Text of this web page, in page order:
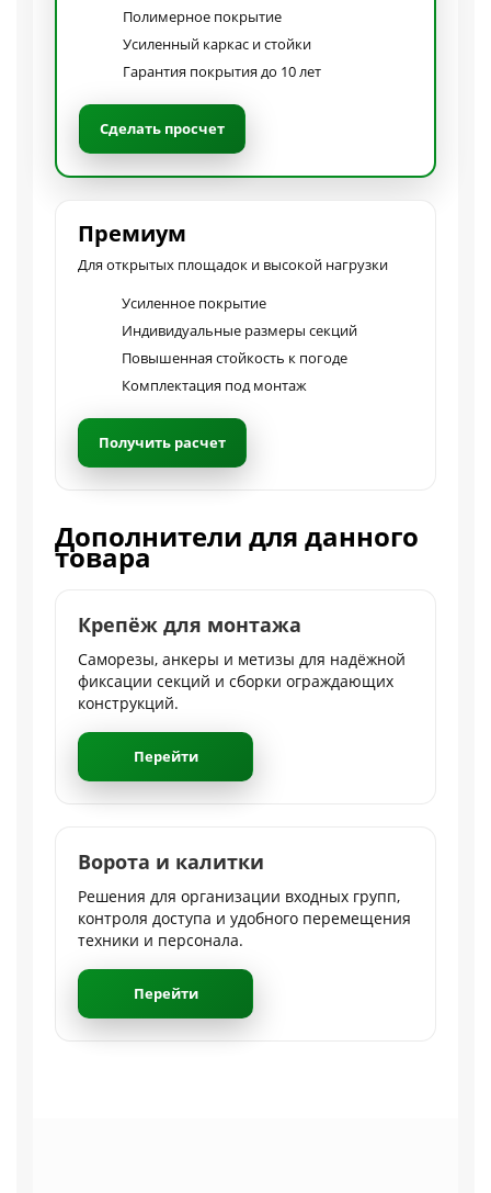
Полимерное покрытие
Усиленный каркас и стойки
Гарантия покрытия до 10 лет
Сделать просчет
Премиум
Для открытых площадок и высокой нагрузки
Усиленное покрытие
Индивидуальные размеры секций
Повышенная стойкость к погоде
Комплектация под монтаж
Получить расчет
Дополнители для данного
товара
Крепёж для монтажа
Саморезы, анкеры и метизы для надёжной
фиксации секций и сборки ограждающих
конструкций.
Перейти
Ворота и калитки
Решения для организации входных групп,
контроля доступа и удобного перемещения
техники и персонала.
Перейти